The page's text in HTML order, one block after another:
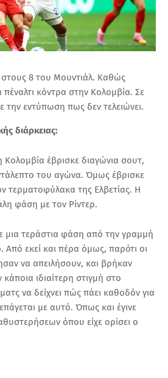
στους 8 του Μουντιάλ. Καθώς
κόντρα στην Κολομβία. Σε
την εντύπωση πως δεν τελειώνει.
διάρκειας:
έβρισκε διαγώνια σουτ,
του αγώνα. Όμως έβρισκε
τερματοφύλακα της Ελβετίας. Η
φάση με τον Ρίντερ.
μια τεράστια φάση από την γραμμή
Από εκεί και πέρα όμως, παρότι οι
να απειλήσουν, και βρήκαν
ιδιαίτερη στιγμή στο
να δείχνει πώς πάει καθοδόν για
με αυτό. Όπως και έγινε
όπου είχε ορίσει ο